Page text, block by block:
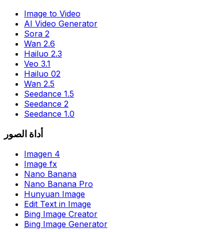
Image to Video
AI Video Generator
Sora 2
Wan 2.6
Hailuo 2.3
Veo 3.1
Hailuo 02
Wan 2.5
Seedance 1.5
Seedance 2
Seedance 1.0
أداة الصور
Imagen 4
Image fx
Nano Banana
Nano Banana Pro
Hunyuan Image
Edit Text in Image
Bing Image Creator
Bing Image Generator